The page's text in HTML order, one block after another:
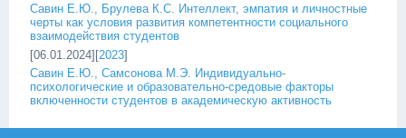
Савин Е.Ю., Брулева К.С. Интеллект, эмпатия и личностные
черты как условия развития компетентности социального
взаимодействия студентов
[06.01.2024][2023]
Савин Е.Ю., Самсонова М.Э. Индивидуально-
психологические и образовательно-средовые факторы
включенности студентов в академическую активность